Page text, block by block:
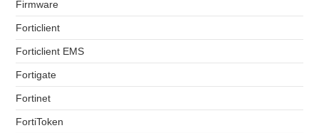
Firmware
Forticlient
Forticlient EMS
Fortigate
Fortinet
FortiToken